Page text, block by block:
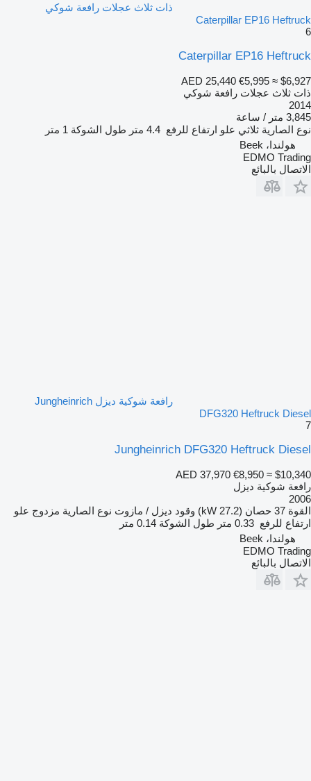
ذات ثلاث عجلات رافعة شوكي
Caterpillar EP16 Heftruck
6
Caterpillar EP16 Heftruck
AED 25,440 €5,995 ≈ $6,927
ذات ثلاث عجلات رافعة شوكي
2014
3,845 متر / ساعة
نوع الصارية ثلاثي علو ارتفاع للرفع 4.4 متر طول الشوكة 1 متر
هولندا، Beek
EDMO Trading
الاتصال بالبائع
رافعة شوكية ديزل Jungheinrich
DFG320 Heftruck Diesel
7
Jungheinrich DFG320 Heftruck Diesel
AED 37,970 €8,950 ≈ $10,340
رافعة شوكية ديزل
2006
القوة 37 حصان (27.2 kW) وقود ديزل / مازوت نوع الصارية مزدوج علو
ارتفاع للرفع 0.33 متر طول الشوكة 0.14 متر
هولندا، Beek
EDMO Trading
الاتصال بالبائع